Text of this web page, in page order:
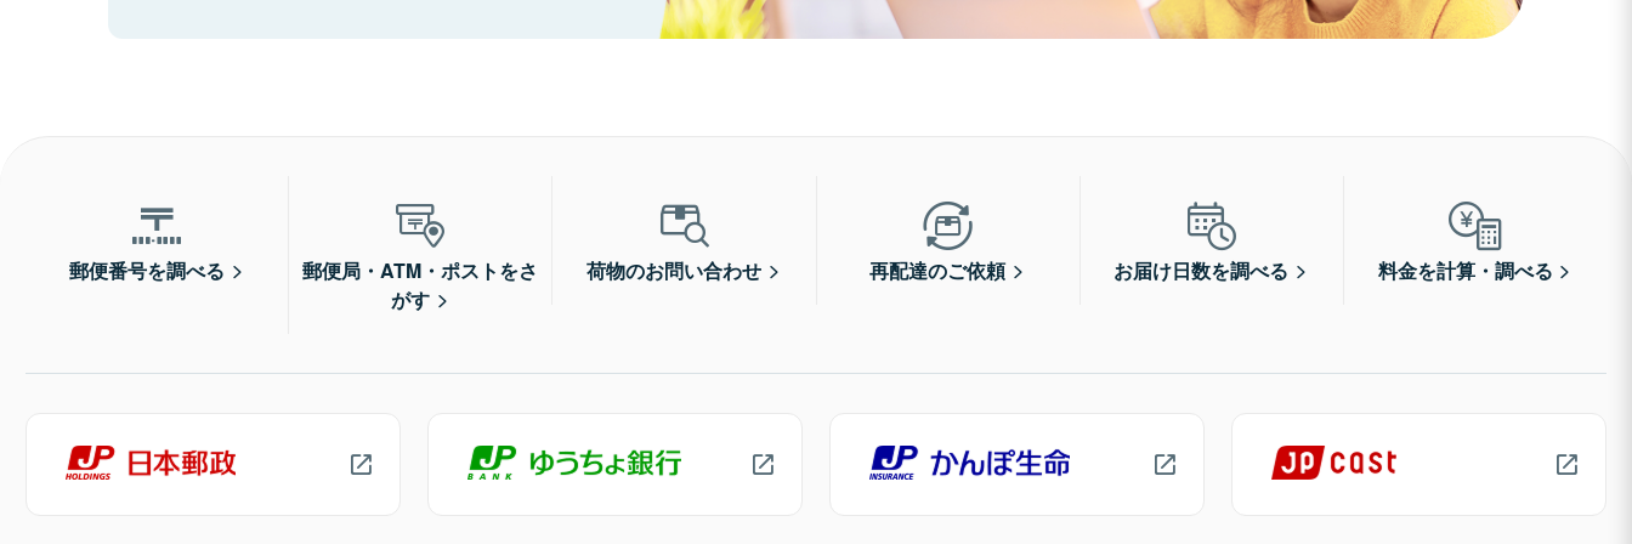
郵便番号を調べる
郵便局・ATM・ポストをさ
がす
荷物のお問い合わせ 再配達のご依頼 お届け日数を調べる 料金を計算・調べる